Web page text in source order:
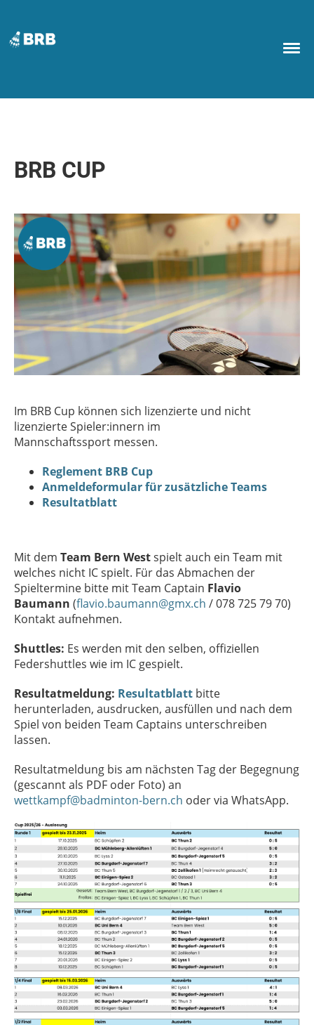
BRB CUP
Im BRB Cup können sich lizenzierte und nicht
lizenzierte Spieler:innern im
Mannschaftssport messen.
Reglement BRB Cup
Anmeldeformular für zusätzliche Teams
Resultatblatt
Mit dem Team Bern Westspielt auch ein Team mit
welches nicht IC spielt. Für das Abmachen der
Spieltermine bitte mit Team Captain Flavio
Baumann (flavio.baumann@gmx.ch / 078 725 79 70)
Kontakt aufnehmen.
Shuttles: Es werden mit den selben, offiziellen
Federshuttles wie im IC gespielt.
Resultatmeldung: Resultatblatt bitte
herunterladen, ausdrucken, ausfüllen und nach dem
Spiel von beiden Team Captains unterschreiben
lassen.
Resultatmeldung bis am nächsten Tag der Begegnung
(gescannt als PDF oder Foto) an
wettkampf@badminton-bern.ch oder via WhatsApp.